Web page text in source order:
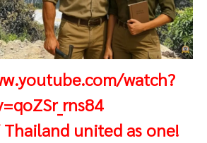
watch?
united as one!